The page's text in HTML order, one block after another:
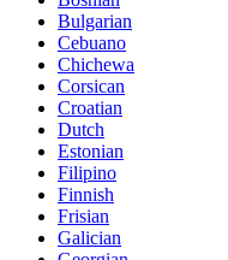
Bulgarian
Cebuano
Chichewa
Corsican
Croatian
Dutch
Estonian
Filipino
Finnish
Frisian
Galician